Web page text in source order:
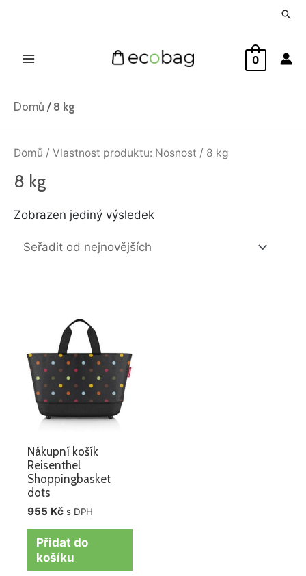
0
Domů / 8 kg
Domů / Vlastnost produktu: Nosnost / 8 kg
8 kg
Zobrazen jediný výsledek
Nákupní košík
Reisenthel
Shoppingbasket
dots
955 Kč s DPH
Přidat do
košíku